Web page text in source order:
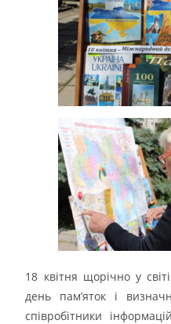
18 квітня щорічно у
день пам’яток і
співробітники